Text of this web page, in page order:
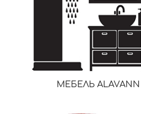
МЕБЕЛЬ ALAVANN